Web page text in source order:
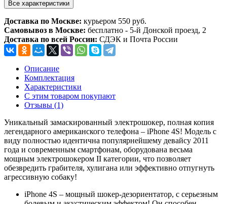
Все характеристики
Доставка по Москве: курьером 550 руб.
Самовывоз в Москве: бесплатно - 5-й Донской проезд, 2
Доставка по всей России: СДЭК и Почта России
Описание
Комплектация
Характеристики
С этим товаром покупают
Отзывы (1)
Уникальный замаскированный электрошокер, полная копия
легендарного американского телефона – iPhone 4S! Модель с
виду полностью идентична популярнейшему девайсу 2011
года и современным смартфонам, оборудована весьма
мощным электрошокером II категории, что позволяет
обезвредить грабителя, хулигана или эффективно отпугнуть
агрессивную собаку!
iPhone 4S – мощный шокер-дезориентатор, с серьезным